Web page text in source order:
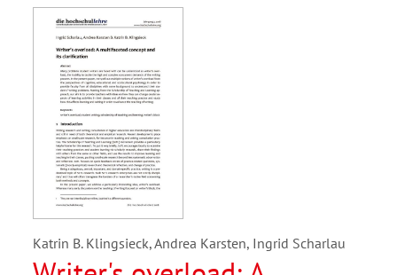
Katrin B. Klingsieck, Andrea Karsten, Ingrid Scharlau